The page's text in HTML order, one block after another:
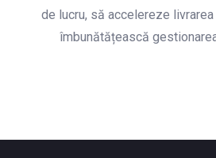
de lucru, să accelereze
îmbunătățească